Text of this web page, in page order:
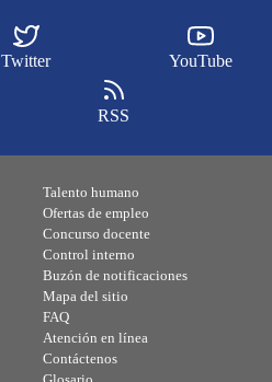
Twitter YouTube
RSS
Talento humano
Ofertas de empleo
Concurso docente
Control interno
Buzón de notificaciones
Mapa del sitio
FAQ
Atención en línea
Contáctenos